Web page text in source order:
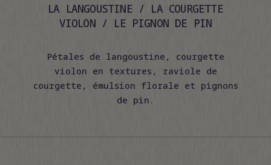
LA LANGOUSTINE / LA COURGETTE
VIOLON / LE PIGNON DE PIN
Pétales de langoustine, courgette
violon en textures, raviole de
courgette, émulsion florale et pignons
de pin.